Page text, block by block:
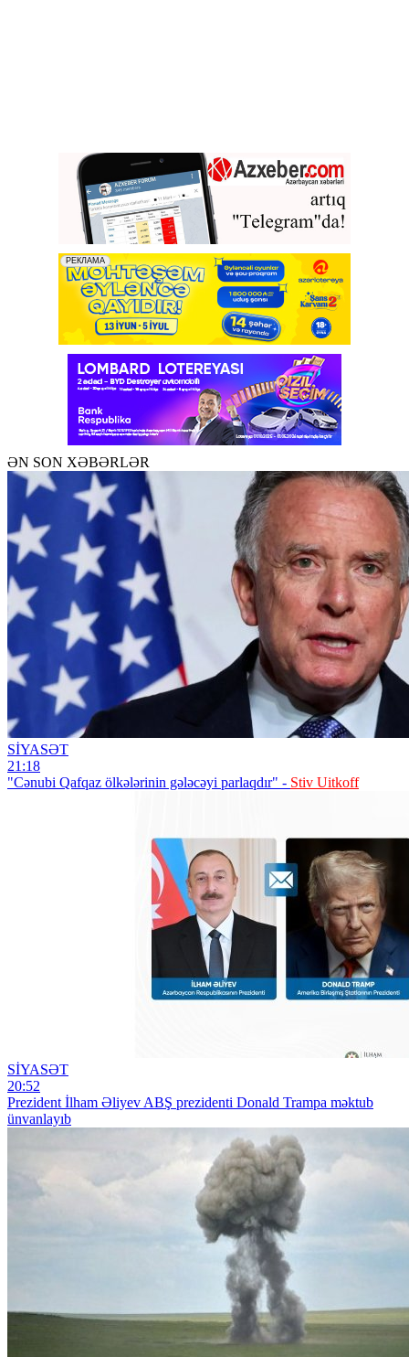
ƏN SON XƏBƏRLƏR
SİYASƏT
21:18
"Cənubi Qafqaz ölkələrinin gələcəyi parlaqdır" - Stiv Uitkoff
SİYASƏT
20:52
Prezident İlham Əliyev ABŞ prezidenti Donald Trampa məktub
ünvanlayıb